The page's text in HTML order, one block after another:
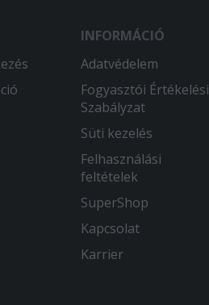
INFORMÁCIÓ
Adatvédelem
Fogyasztói Értékelési
Szabályzat
Süti kezelés
Felhasználási
feltételek
SuperShop
Kapcsolat
Karrier